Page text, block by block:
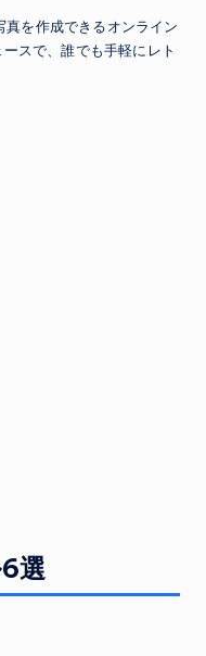
を作成できるオンライン
スで、誰でも手軽にレト
選